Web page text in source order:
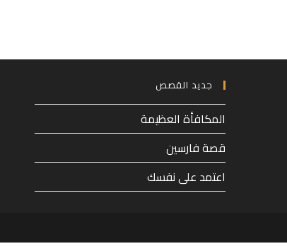
جديد القصص
المكافأة العظيمة
قصة فارسين
اعتمد على نفسك